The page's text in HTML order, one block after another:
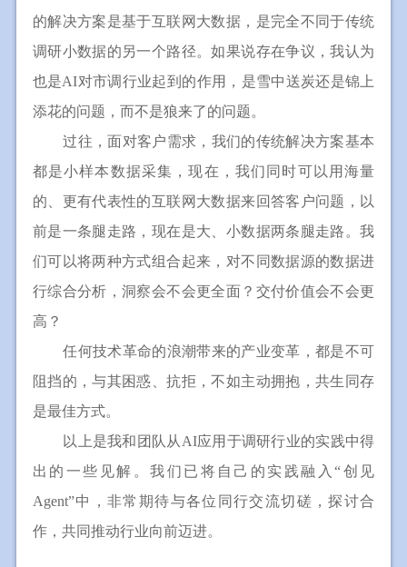
的解决方案是基于互联网大数据，是完全不同于传统
调研小数据的另一个路径。如果说存在争议，我认为
也是AI对市调行业起到的作用，是雪中送炭还是锦上
添花的问题，而不是狼来了的问题。
过往，面对客户需求，我们的传统解决方案基本
都是小样本数据采集，现在，我们同时可以用海量
的、更有代表性的互联网大数据来回答客户问题，以
前是一条腿走路，现在是大、小数据两条腿走路。我
们可以将两种方式组合起来，对不同数据源的数据进
行综合分析，洞察会不会更全面？交付价值会不会更
高？
任何技术革命的浪潮带来的产业变革，都是不可
阻挡的，与其困惑、抗拒，不如主动拥抱，共生同存
是最佳方式。
以上是我和团队从AI应用于调研行业的实践中得
出的一些见解。我们已将自己的实践融入“创见
Agent”中，非常期待与各位同行交流切磋，探讨合
作，共同推动行业向前迈进。